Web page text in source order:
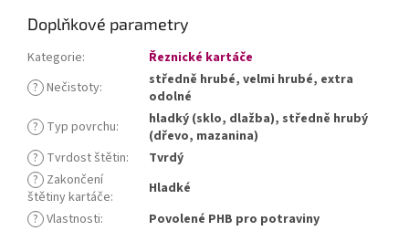
Doplňkové parametry
Kategorie:
Řeznické kartáče
? Nečistoty:
středně hrubé, velmi hrubé, extra
odolné
? Typ povrchu:
hladký (sklo, dlažba), středně hrubý
(dřevo, mazanina)
? Tvrdost štětin:
Tvrdý
? Zakončení
štětiny kartáče:
Hladké
? Vlastnosti:
Povolené PHB pro potraviny